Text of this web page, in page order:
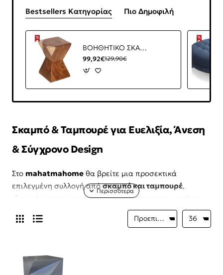
Bestsellers Κατηγορίας Πιο Δημοφιλή
ΒΟΗΘΗΤΙΚΟ ΣΚΑΜΠΟ ANVIL HM9756 ΞΥΛΟ SUAR ΣΕ ΦΥΣΙΚΟ ΧΡΩΜΑ 30x30x46Yεκ.
99,92€129,90€
Σκαμπό & Ταμπουρέ για Ευελιξία, Άνεση
& Σύγχρονο Design
Στο mahatmahome θα βρείτε μια προσεκτικά
επιλεγμένη συλλογή απόσκαμπό και ταμπουρέ,
ιδανικά για να προσθέσετε πρακτικότητα και στυλ σε
σκαμπόκαι ταταμπουρέ
αποτελούν ευέλικτα έπιπλα που μπορούν να